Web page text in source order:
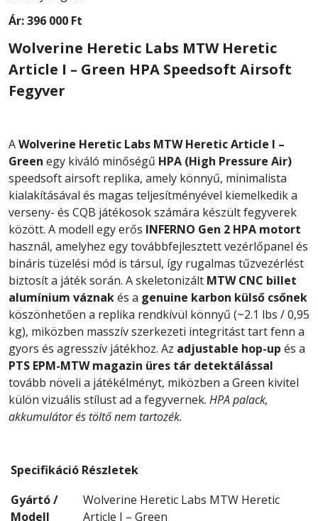
Ár:396 000 Ft
Wolverine Heretic Labs MTW Heretic
Article I – Green HPA Speedsoft Airsoft
Fegyver
AWolverine Heretic Labs MTW Heretic Article I –
Green egy kiváló minőségű HPA (High Pressure Air)
speedsoft airsoft replika, amely könnyű, minimalista
kialakításával és magas teljesítményével kiemelkedik a
verseny- és CQB játékosok számára készült fegyverek
között. A modell egy erős INFERNO Gen 2 HPA motort
használ, amelyhez egy továbbfejlesztett vezérlőpanel és
bináris tüzelési mód is társul, így rugalmas tűzvezérlést
biztosít a játék során. A skeletonizált MTW CNC billet
alumínium váznakés a genuine karbon külső csőnek
köszönhetően a replika rendkívül könnyű (~2.1 lbs / 0,95
kg), miközben masszív szerkezeti integritást tart fenn a
gyors és agresszív játékhoz. Az adjustable hop-up és a
PTS EPM-MTW magazin üres tár detektálással
tovább növeli a játékélményt, miközben a Green kivitel
külön vizuális stílust ad a fegyvernek. HPA palack,
akkumulátor és töltő nem tartozék.
Specifikáció Részletek
Gyártó /
Modell
Wolverine Heretic Labs MTW Heretic
Article I – Green